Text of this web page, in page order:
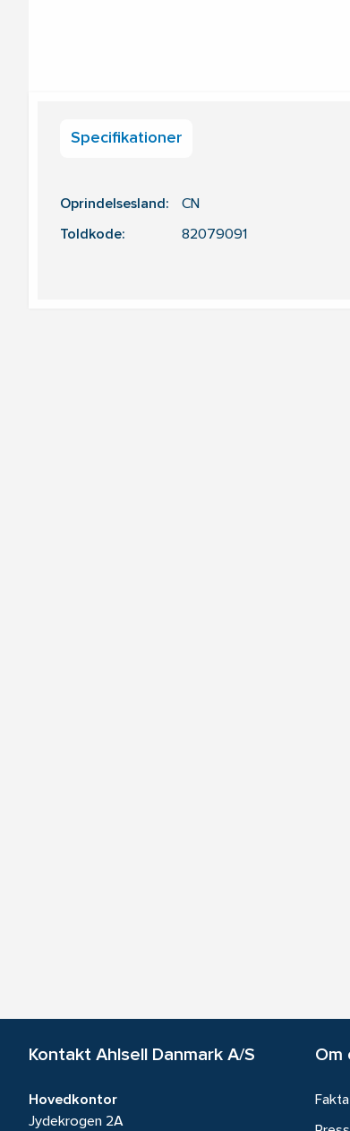
Specifikationer
Oprindelsesland: CN
Toldkode: 82079091
Kontakt Ahlsell Danmark A/S
Hovedkontor
Jydekrogen 2A
Om
Fakta